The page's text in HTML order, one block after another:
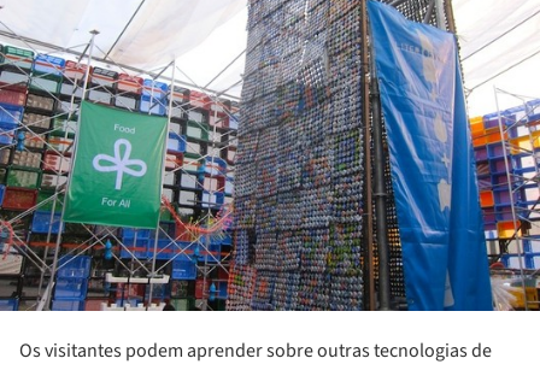
Os visitantes podem aprender sobre outras tecnologias de